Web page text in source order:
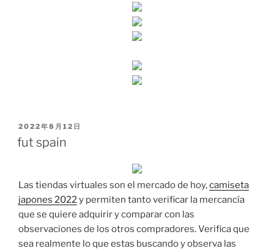
PUBLICADO
EL
2022年8月12日
fut spain
Las tiendas virtuales son el mercado de hoy,camiseta
japones 2022y permiten tanto verificar la mercancía
que se quiere adquirir y comparar con las
observaciones de los otros compradores. Verifica que
sea realmente lo que estas buscando y observa las